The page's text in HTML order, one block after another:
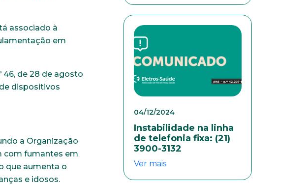
associado à
em
46, de 28 de agosto
dispositivos
a Organização
com fumantes em
que aumenta o
e idosos.
04/12/2024
Instabilidade na linha
de telefonia fixa: (21)
3900-3132
Ver mais
bem-estar dos seus colaboradores. Preencha
seu currículo.